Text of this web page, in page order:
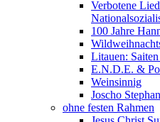
Verbotene
100 Jahre
Litauen:
E.N.D.E. &
Weinsinnig
Joscho Stephan
ohne festen Rahmen